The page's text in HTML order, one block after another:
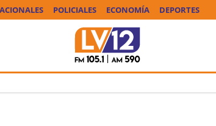
POLICIALES ECONOMÍA DEPORTES